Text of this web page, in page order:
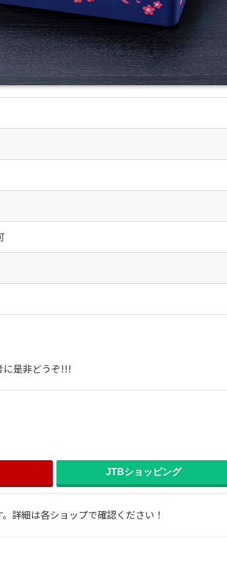
に是非どうぞ!!!
JTBショッピング
詳細は各ショップで確認ください！